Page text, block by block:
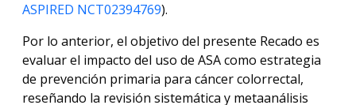
ASPIRED NCT02394769).
Por lo anterior, el objetivo del presente Recado es
evaluar el impacto del uso de ASA como estrategia
de prevención primaria para cáncer colorrectal,
reseñando la revisión sistemática y metaanálisis